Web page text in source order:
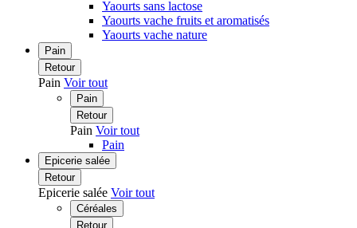
Yaourts sans lactose
Yaourts vache fruits et aromatisés
Yaourts vache nature
Pain
Retour
Pain Voir tout
Pain
Retour
Pain Voir tout
Pain
Epicerie salée
Retour
Epicerie salée Voir tout
Céréales
Retour